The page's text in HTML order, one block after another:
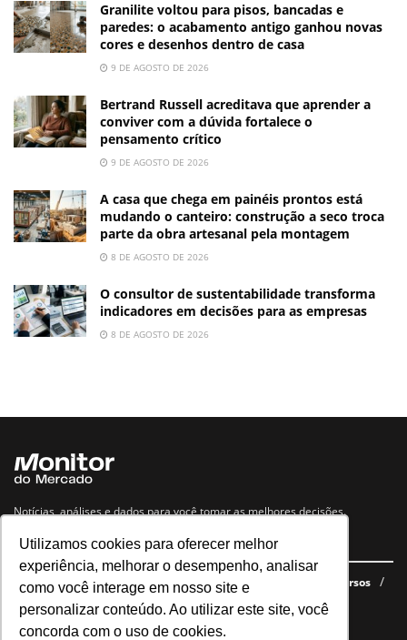
Utilizamos cookies para oferecer melhor
experiência, melhorar o desempenho, analisar
como você interage em nosso site e
personalizar conteúdo. Ao utilizar este site, você
concorda com o uso de cookies.
Granilite voltou para pisos, bancadas e
paredes: o acabamento antigo ganhou novas
cores e desenhos dentro de casa
9 DE AGOSTO DE 2026
Bertrand Russell acreditava que aprender a
conviver com a dúvida fortalece o
pensamento crítico
9 DE AGOSTO DE 2026
A casa que chega em painéis prontos está
mudando o canteiro: construção a seco troca
parte da obra artesanal pela montagem
8 DE AGOSTO DE 2026
O consultor de sustentabilidade transforma
indicadores em decisões para as empresas
8 DE AGOSTO DE 2026
Notícias, análises e dados para você tomar as melhores decisões.
Navegue no site
Últimas notícias Quem somos E-books gratuitos
Cursos
Política de privacidade